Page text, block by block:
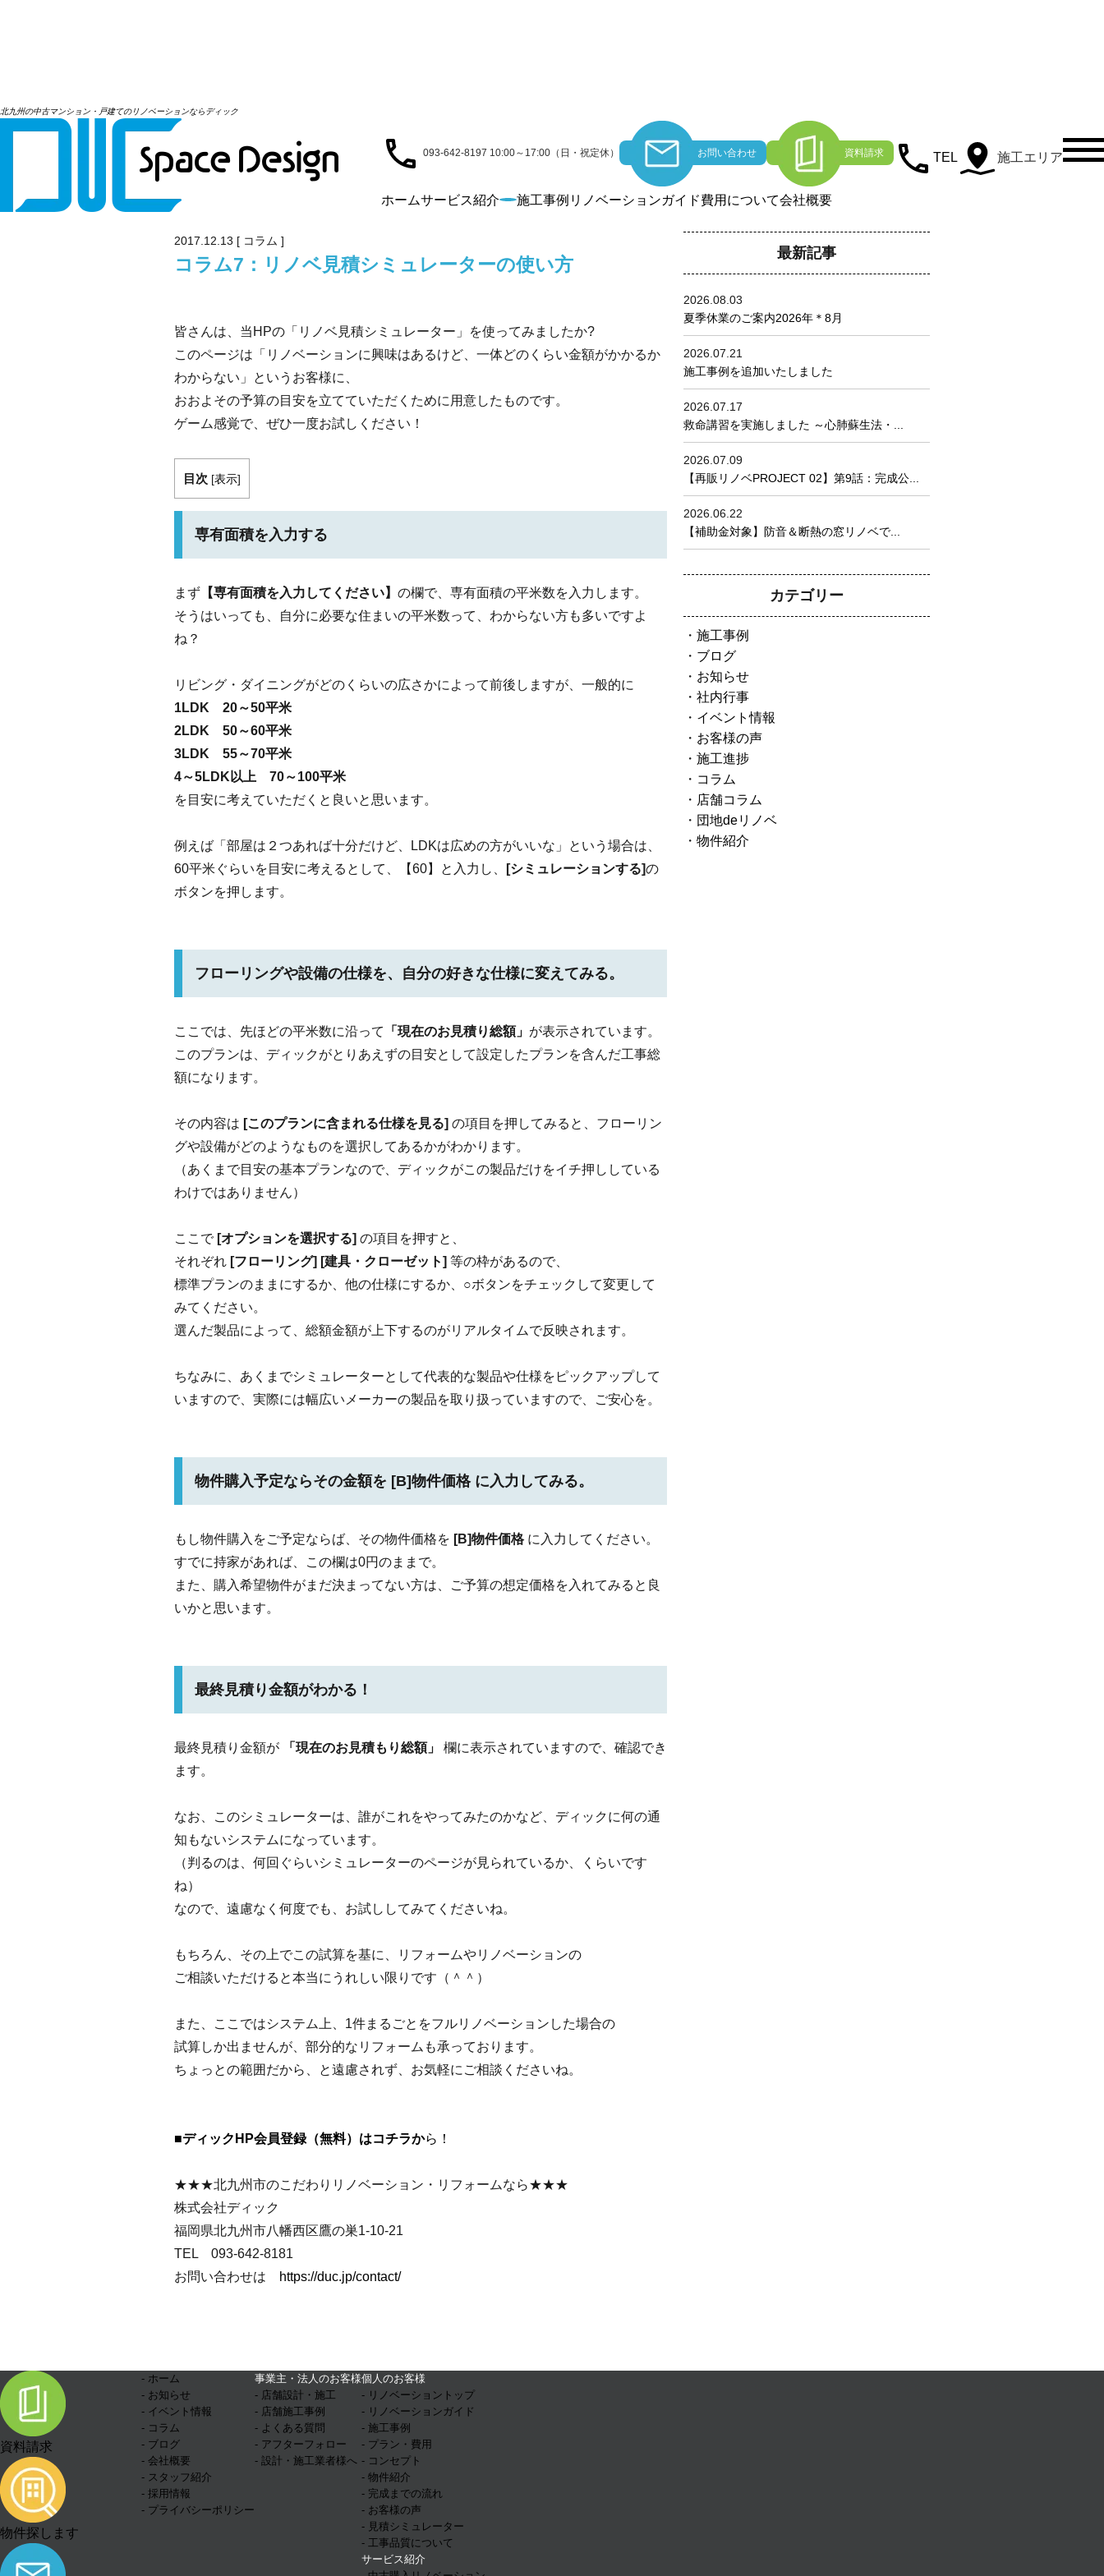
北九州の中古マンション・戸建てのリノベーションならディック
093-642-8197 10:00～17:00（日・祝定休） お問い合わせ 資料請求
ホームサービス紹介 施工事例 リノベーションガイド費用について会社概要
TEL 施工エリア
北九州の店舗設計・リノベーション > コラム7：リノベ見積シミュレーターの使い方
2017.12.13 [ コラム ]
コラム7：リノベ見積シミュレーターの使い方
皆さんは、当HPの「リノベ見積シミュレーター」を使ってみましたか?
このページは「リノベーションに興味はあるけど、一体どのくらい金額がかかるか
わからない」というお客様に、
おおよその予算の目安を立てていただくために用意したものです。
ゲーム感覚で、ぜひ一度お試しください！
目次 [表示]
専有面積を入力する
まず 【専有面積を入力してください】 の欄で、専有面積の平米数を入力します。
そうはいっても、自分に必要な住まいの平米数って、わからない方も多いですよ
ね？
リビング・ダイニングがどのくらいの広さかによって前後しますが、一般的に
1LDK 20～50平米
2LDK 50～60平米
3LDK 55～70平米
4～5LDK以上 70～100平米
を目安に考えていただくと良いと思います。
例えば「部屋は２つあれば十分だけど、LDKは広めの方がいいな」という場合は、
60平米ぐらいを目安に考えるとして、【60】と入力し、
[シミュレーションする]の
ボタンを押します。
フローリングや設備の仕様を、自分の好きな仕様に変えてみる。
ここでは、先ほどの平米数に沿って 「現在のお見積り総額」 が表示されています。
このプランは、ディックがとりあえずの目安として設定したプランを含んだ工事総
額になります。
その内容は [このプランに含まれる仕様を見る] の項目を押してみると、フローリン
グや設備がどのようなものを選択してあるかがわかります。
（あくまで目安の基本プランなので、ディックがこの製品だけをイチ押ししている
わけではありません）
ここで [オプションを選択する] の項目を押すと、
それぞれ [フローリング] [建具・クローゼット] 等の枠があるので、
標準プランのままにするか、他の仕様にするか、○ボタンをチェックして変更して
みてください。
選んだ製品によって、総額金額が上下するのがリアルタイムで反映されます。
ちなみに、あくまでシミュレーターとして代表的な製品や仕様をピックアップして
いますので、実際には幅広いメーカーの製品を取り扱っていますので、ご安心を。
物件購入予定ならその金額を [B]物件価格に入力してみる。
もし物件購入をご予定ならば、その物件価格を [B]物件価格に入力してください。
すでに持家があれば、この欄は0円のままで。
また、購入希望物件がまだ決まってない方は、ご予算の想定価格を入れてみると良
いかと思います。
最終見積り金額がわかる！
最終見積り金額が 「現在のお見積もり総額」
欄に表示されていますので、確認でき
ます。
なお、このシミュレーターは、誰がこれをやってみたのかなど、ディックに何の通
知もないシステムになっています。
（判るのは、何回ぐらいシミュレーターのページが見られているか、くらいです
ね）
なので、遠慮なく何度でも、お試ししてみてくださいね。
もちろん、その上でこの試算を基に、リフォームやリノベーションの
ご相談いただけると本当にうれしい限りです（＾＾）
また、ここではシステム上、1件まるごとをフルリノベーションした場合の
試算しか出ませんが、部分的なリフォームも承っております。
ちょっとの範囲だから、と遠慮されず、お気軽にご相談くださいね。
■ディックHP会員登録（無料）はコチラから！
★★★北九州市のこだわりリノベーション・リフォームなら★★★
株式会社ディック
福岡県北九州市八幡西区鷹の巣1-10-21
TEL 093-642-8181
お問い合わせは
https://duc.jp/contact/
最新記事
2026.08.03
夏季休業のご案内2026年＊8月
2026.07.21
施工事例を追加いたしました
2026.07.17
救命講習を実施しました ～心肺蘇生法・...
2026.07.09
【再販リノベPROJECT 02】第9話：完成公...
2026.06.22
【補助金対象】防音＆断熱の窓リノベで...
カテゴリー
施工事例
ブログ
お知らせ
社内行事
イベント情報
お客様の声
施工進捗
コラム
店舗コラム
団地deリノベ
物件紹介
資料請求
物件探します
- ホーム
- お知らせ
- イベント情報
- コラム
- ブログ
- 会社概要
- スタッフ紹介
- 採用情報
- プライバシーポリシー
事業主・法人のお客様
- 店舗設計・施工
- 店舗施工事例
- よくある質問
- アフターフォロー
- 設計・施工業者様へ
個人のお客様
- リノベーショントップ
- リノベーションガイド
- 施工事例
- プラン・費用
- コンセプト
- 物件紹介
- 完成までの流れ
- お客様の声
- 見積シミュレーター
- 工事品質について
サービス紹介